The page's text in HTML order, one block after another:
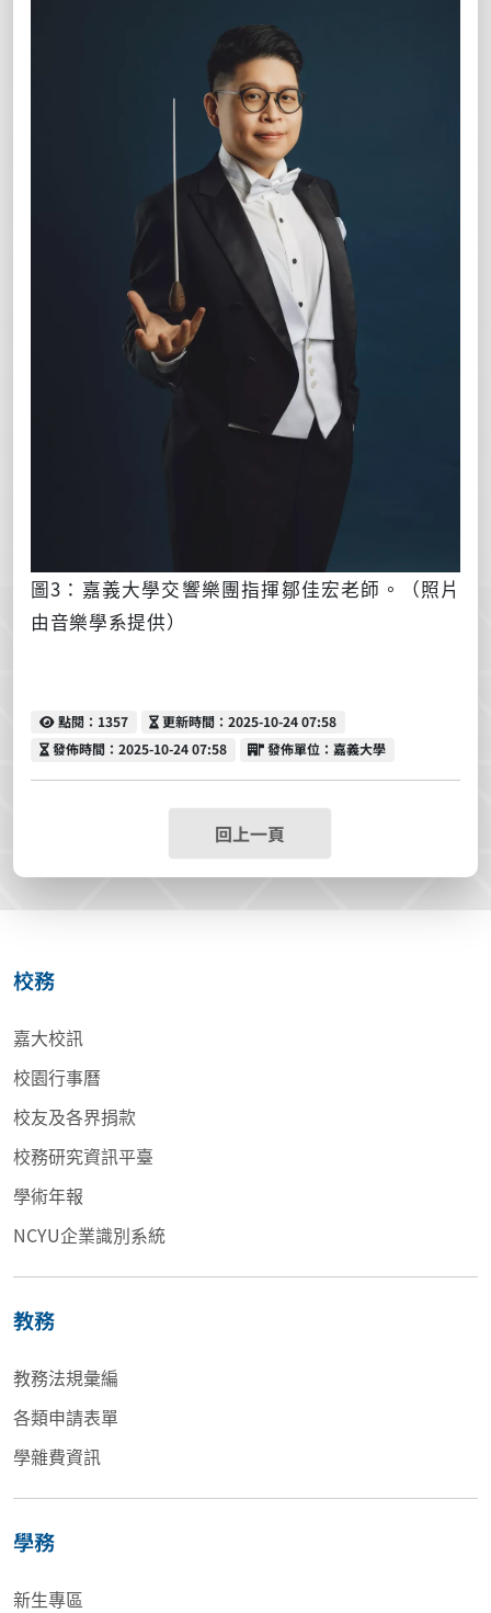
圖3：嘉義大學交響樂團指揮鄒佳宏老師。（照片
由音樂學系提供）
點閱
點閱：1357 更新時間
更新時間：2025-10-24 07:58
發佈時間
發佈時間：2025-10-24 07:58 發佈單位
發佈單位：嘉義大學
回上一頁
校務
嘉大校訊
校園行事曆
校友及各界捐款
校務研究資訊平臺
學術年報
NCYU企業識別系統
教務
教務法規彙編
各類申請表單
學雜費資訊
學務
新生專區